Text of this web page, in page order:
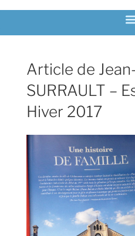
Article de
SURRAULT –
Hiver 2017